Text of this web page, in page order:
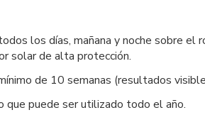
los días, mañana y noche sobre
solar de alta protección.
de 10 semanas (resultados
puede ser utilizado todo el año.